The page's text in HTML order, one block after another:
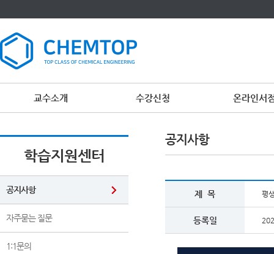
교수소개 수강신청 온라인서
학습지원센터
공지사항
자주묻는 질문
1:1문의
공지사항
제 목 평
등록일